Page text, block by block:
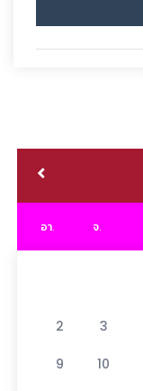
อา. จ.
2 3
9 10